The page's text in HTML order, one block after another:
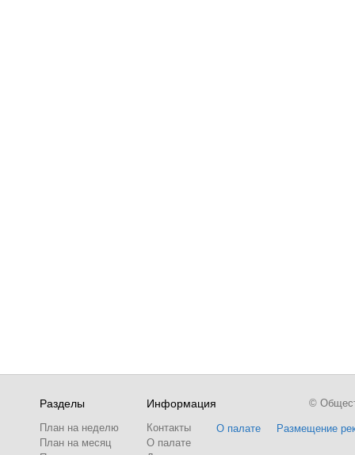
Разделы
План на неделю
План на месяц
Информация
Контакты
О палате
О палате Размещение
©